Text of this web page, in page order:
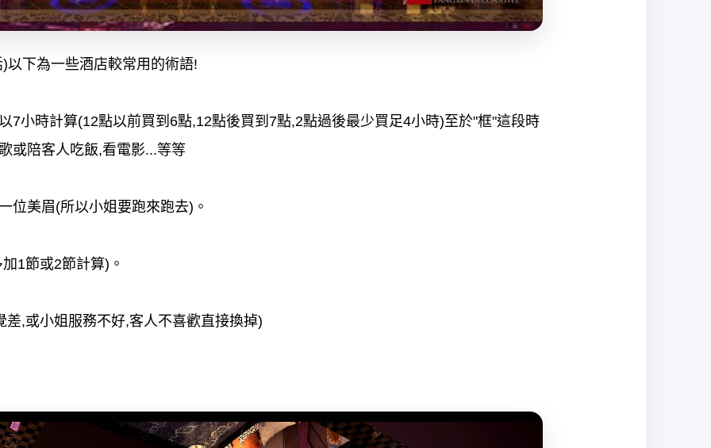
以下為一些酒店較常用的術語!
7小時計算(12點以前買到6點,12點後買到7點,2點過後最少買足4小時)至於"框"這段時
或陪客人吃飯,看電影...等等
位美眉(所以小姐要跑來跑去)。
1節或2節計算)。
,或小姐服務不好,客人不喜歡直接換掉)